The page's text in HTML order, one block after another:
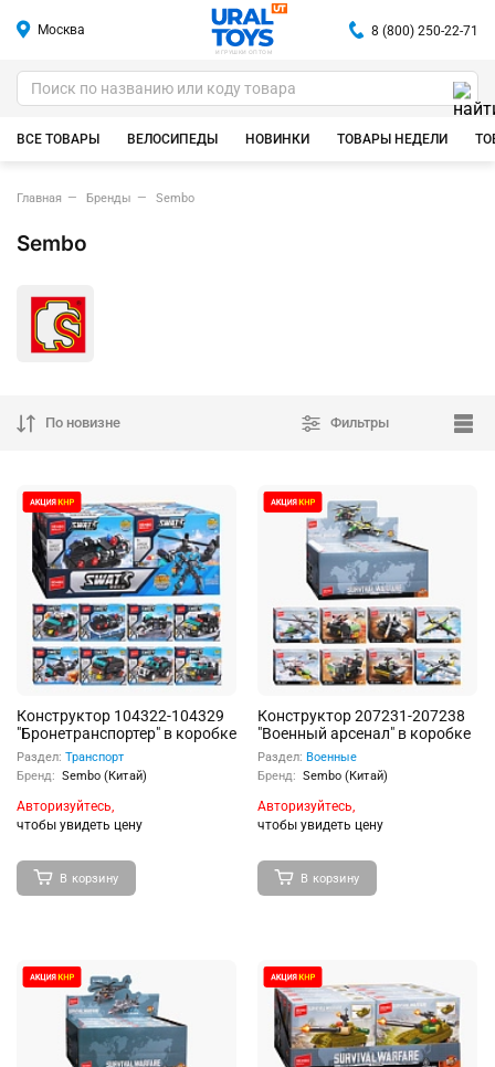
Москва
ИГРУШКИ ОПТОМ
8 (800) 250-22-71
ВСЕ ТОВАРЫ ВЕЛОСИПЕДЫ НОВИНКИ ТОВАРЫ НЕДЕЛИ
Главная Бренды Sembo
Sembo
По новизне Фильтры
Конструктор 104322-104329
"Бронетранспортер" в коробке
Раздел: Транспорт
Бренд: Sembo (Китай)
Авторизуйтесь,
чтобы увидеть цену
В корзину
Конструктор 207231-207238
"Военный арсенал" в коробке
Раздел: Военные
Бренд: Sembo (Китай)
Авторизуйтесь,
чтобы увидеть цену
В корзину